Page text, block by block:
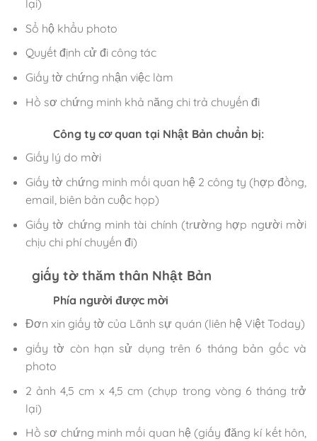
lại)
Sổ hộ khẩu photo
Quyết định cử đi công tác
Giấy tờ chứng nhận việc làm
Hồ sơ chứng minh khả năng chi trả chuyến đi
Công ty cơ quan tại Nhật Bản chuẩn bị:
Giấy lý do mời
Giấy tờ chứng minh mối quan hệ 2 công ty (hợp đồng,
email, biên bản cuộc họp)
Giấy tờ chứng minh tài chính (trường hợp người mời
chịu chi phí chuyến đi)
giấy tờ thăm thân Nhật Bản
Phía người được mời
Đơn xin giấy tờ của Lãnh sự quán (liên hệ Việt Today)
giấy tờ còn hạn sử dụng trên 6 tháng bản gốc và
photo
2 ảnh 4,5 cm x 4,5 cm (chụp trong vòng 6 tháng trở
lại)
Hồ sơ chứng minh mối quan hệ (giấy đăng kí kết hôn,